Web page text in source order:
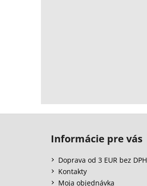
Informácie pre vás
Doprava od 3 EUR bez DPH
Kontakty
Moja objednávka